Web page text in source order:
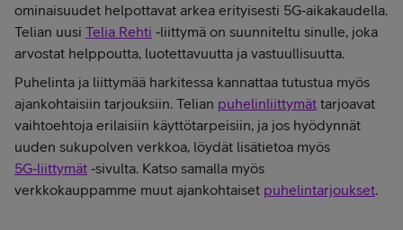
ominaisuudet helpottavat arkea erityisesti 5G‑aikakaudella.
Telian uusi Telia Rehti ‑liittymä on suunniteltu sinulle, joka
arvostat helppoutta, luotettavuutta ja vastuullisuutta.
Puhelinta ja liittymää harkitessa kannattaa tutustua myös
ajankohtaisiin tarjouksiin. Telian puhelinliittymät tarjoavat
vaihtoehtoja erilaisiin käyttötarpeisiin, ja jos hyödynnät
uuden sukupolven verkkoa, löydät lisätietoa myös
5G‑liittymät ‑sivulta. Katso samalla myös
verkkokauppamme muut ajankohtaiset puhelintarjoukset.